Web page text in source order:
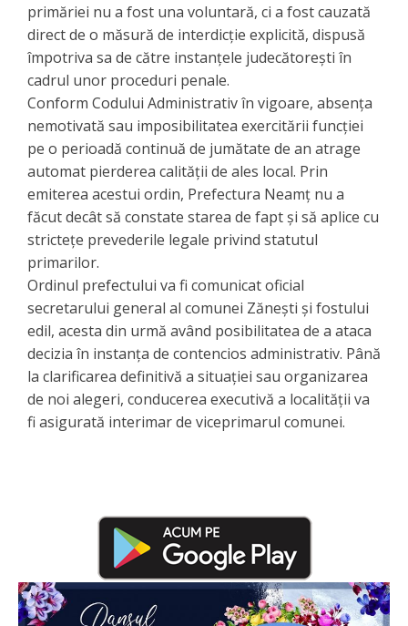
primăriei nu a fost una voluntară, ci a fost cauzată
direct de o măsură de interdicție explicită, dispusă
împotriva sa de către instanțele judecătorești în
cadrul unor proceduri penale.
​Conform Codului Administrativ în vigoare, absența
nemotivată sau imposibilitatea exercitării funcției
pe o perioadă continuă de jumătate de an atrage
automat pierderea calității de ales local. Prin
emiterea acestui ordin, Prefectura Neamț nu a
făcut decât să constate starea de fapt și să aplice cu
strictețe prevederile legale privind statutul
primarilor.
Ordinul prefectului va fi comunicat oficial
secretarului general al comunei Zănești și fostului
edil, acesta din urmă având posibilitatea de a ataca
decizia în instanța de contencios administrativ. Până
la clarificarea definitivă a situației sau organizarea
de noi alegeri, conducerea executivă a localității va
fi asigurată interimar de viceprimarul comunei.